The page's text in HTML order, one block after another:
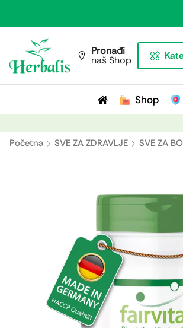
Pronađi
naš Shop
Shop
Početna SVE ZA ZDRAVLJE SVE ZA